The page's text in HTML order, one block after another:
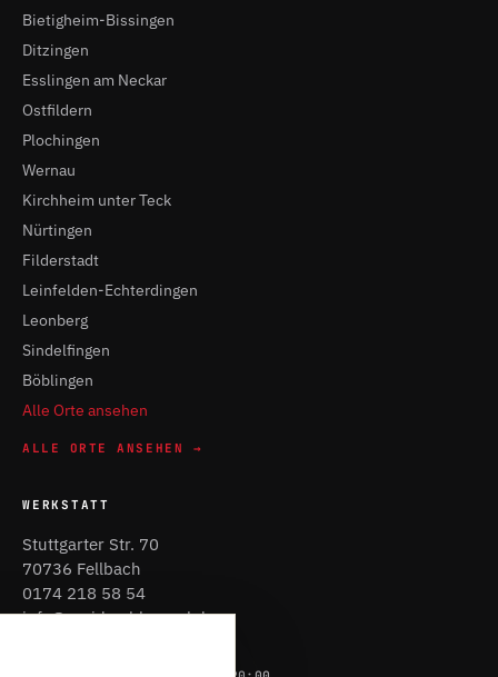
Bietigheim-Bissingen
Ditzingen
Esslingen am Neckar
Ostfildern
Plochingen
Wernau
Kirchheim unter Teck
Nürtingen
Filderstadt
Leinfelden-Echterdingen
Leonberg
Sindelfingen
Böblingen
Alle Orte ansehen
ALLE ORTE ANSEHEN →
WERKSTATT
Stuttgarter Str. 70
70736 Fellbach
0174 218 58 54
info@rapid-schluessel.de